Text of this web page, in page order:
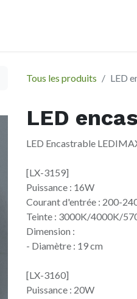
Tous les produits LED
LED
LED Encastrable
[LX-3159]
Puissance : 16W
Courant d'entrée : 200-
Teinte : 3000K/4000K/
Dimension :
- Diamètre : 19 cm
[LX-3160]
Puissance : 20W